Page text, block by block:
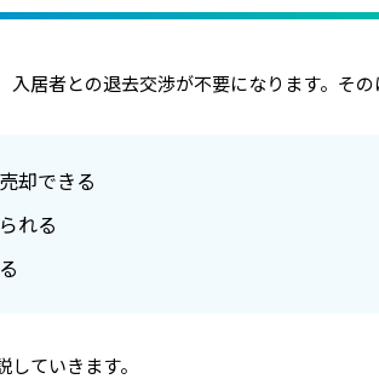
居者との退去交渉が不要になります。その
却できる
れる
ていきます。